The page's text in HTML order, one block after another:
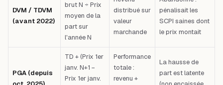
DVM / TDVM
(avant 2022)
brut N ÷ Prix
moyen de la
part sur
l'année N
distribué sur
valeur
marchande
pénalisait les
SCPI saines dont
le prix montait
PGA (depuis
TD + (Prix 1er
janv. N+1 −
Prix 1er janv.
Performance
totale :
revenu +
La hausse de
part est latente